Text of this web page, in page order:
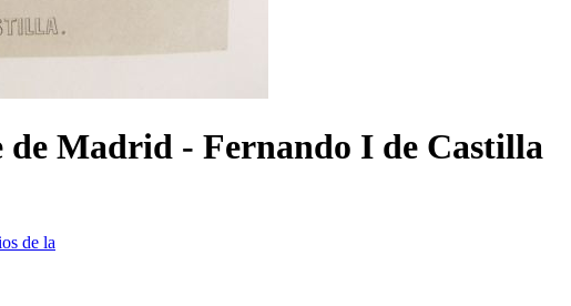
Madrid - Fernando I de Castilla
de la